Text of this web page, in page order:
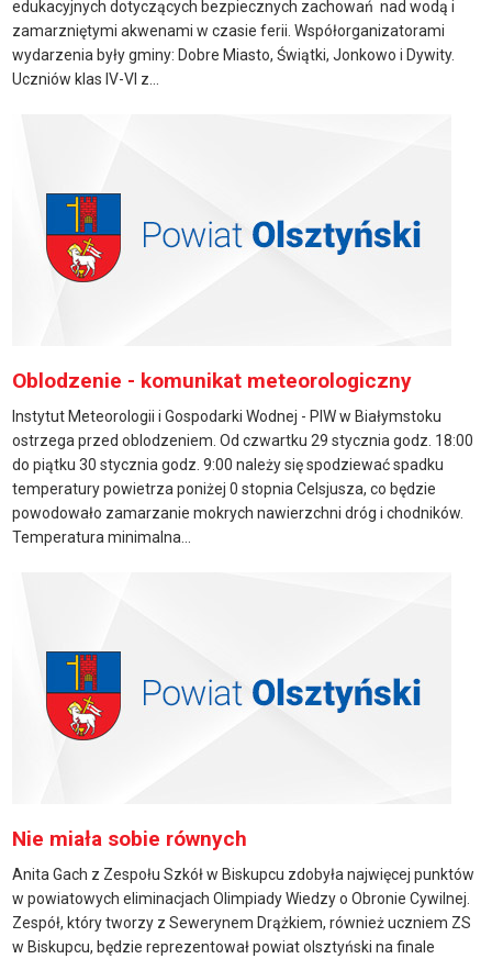
edukacyjnych dotyczących bezpiecznych zachowań nad wodą i
zamarzniętymi akwenami w czasie ferii. Współorganizatorami
wydarzenia były gminy: Dobre Miasto, Świątki, Jonkowo i Dywity.
Uczniów klas IV-VI z...
Oblodzenie - komunikat meteorologiczny
Instytut Meteorologii i Gospodarki Wodnej - PIW w Białymstoku
ostrzega przed oblodzeniem. Od czwartku 29 stycznia godz. 18:00
do piątku 30 stycznia godz. 9:00 należy się spodziewać spadku
temperatury powietrza poniżej 0 stopnia Celsjusza, co będzie
powodowało zamarzanie mokrych nawierzchni dróg i chodników.
Temperatura minimalna...
Nie miała sobie równych
Anita Gach z Zespołu Szkół w Biskupcu zdobyła najwięcej punktów
w powiatowych eliminacjach Olimpiady Wiedzy o Obronie Cywilnej.
Zespół, który tworzy z Sewerynem Drążkiem, również uczniem ZS
w Biskupcu, będzie reprezentował powiat olsztyński na finale